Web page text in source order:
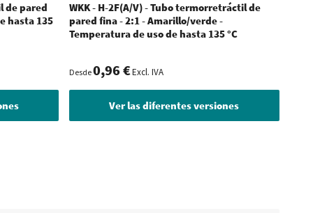
de pared
hasta 135
WKK - H-2F(A/V) - Tubo termorretráctil de
pared fina - 2:1 - Amarillo/verde -
Temperatura de uso de hasta 135 °C
Desde0,96 €Excl. IVA
Ver las diferentes versiones